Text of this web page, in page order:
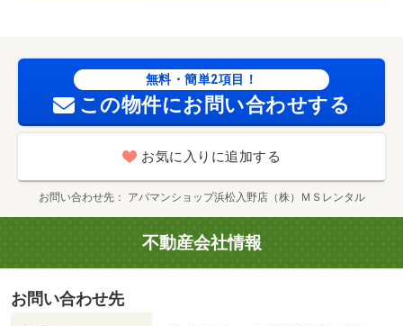
無料・簡単2項目！
この物件にお問い合わせする
お気に入りに追加する
お問い合わせ先 アパマンショップ浜松入野店（株）ＭＳレンタル
不動産会社情報
お問い合わせ先